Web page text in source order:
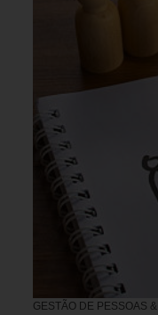
GESTÃO DE PESSOAS &